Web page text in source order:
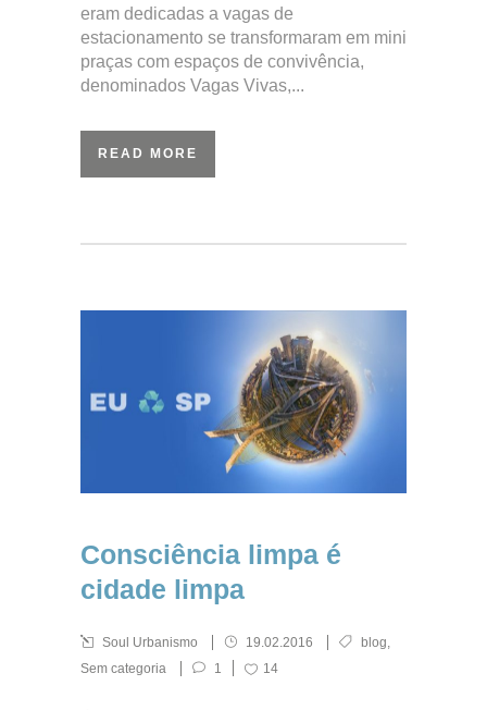
eram dedicadas a vagas de
estacionamento se transformaram em mini
praças com espaços de convivência,
denominados Vagas Vivas,...
READ MORE
Consciência limpa é
cidade limpa
Soul Urbanismo 19.02.2016 blog,
Sem categoria
1 14